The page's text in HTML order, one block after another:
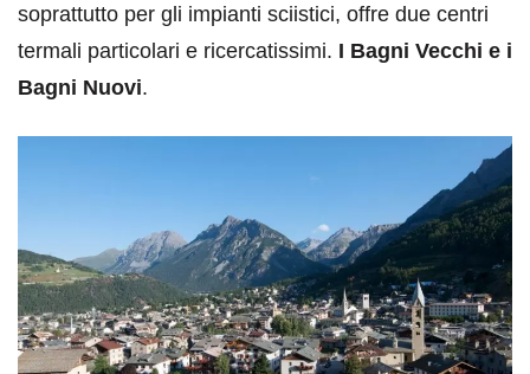
soprattutto per gli impianti sciistici, offre due centri
termali particolari e ricercatissimi. I Bagni Vecchi e i
Bagni Nuovi.